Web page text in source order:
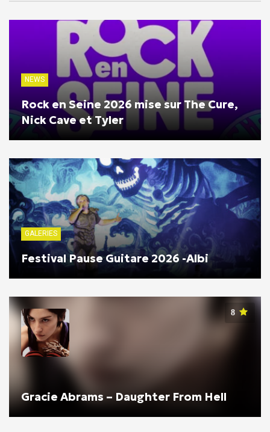
NEWS
Rock en Seine 2026 mise sur The Cure,
Nick Cave et Tyler
GALERIES
Festival Pause Guitare 2026 -Albi
8
Gracie Abrams – Daughter From Hell